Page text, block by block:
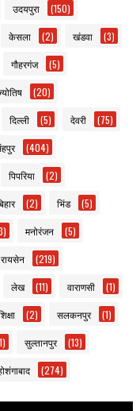
उदयपुरा (150)
केसला (2) खंडवा (3)
गौहरगंज (5)
(20)
दिल्ली (5) देवरी (75)
(404)
पिपरिया (2)
(2) भिंड (5)
मनोरंजन (5)
रायसेन (219)
लेख (11) वाराणसी (1)
(2) सलकनपुर (1)
सुल्तानपुर (13)
(274)